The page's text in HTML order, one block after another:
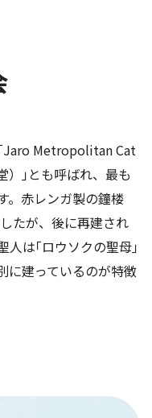
Jaro Metropolitan Cat
）｣とも呼ばれ、最も
。赤レンガ製の鐘楼
たが、後に再建され
人は｢ロウソクの聖母｣
に建っているのが特徴